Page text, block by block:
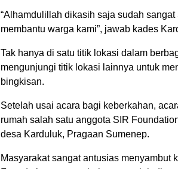
“Alhamdulillah dikasih saja sudah
membantu warga kami”, jawab kades
Tak hanya di satu titik lokasi dalam
mengunjungi titik lokasi lainnya untuk
bingkisan.
Setelah usai acara bagi keberkahan,
rumah salah satu anggota SIR
desa Karduluk, Pragaan Sumenep.
Masyarakat sangat antusias menyambut